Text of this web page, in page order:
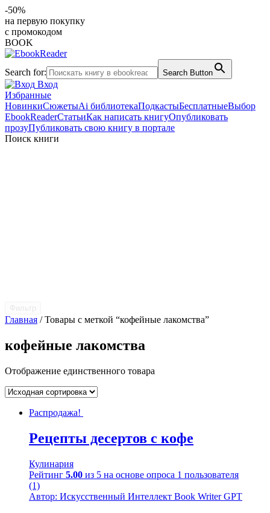
-50%
на первую покупку
с промокодом
BOOK
Search for: Search Button
Вход
Избранные
НовинкиСюжетыAi библиотекаПодкастыБесплатныеВыбор
EbookReaderСтатьиКак написать книгуОпубликовать
прозуПубликовать свою книгу в портале
Поиск книги
Главная / Товары с меткой “кофейные лакомства”
кофейные лакомства
Отображение единственного товара
Распродажа!
Рецепты десертов с кофе
Кулинария
Рейтинг 5.00 из 5 на основе опроса 1 пользователя
(1)
Автор: Искусственный Интеллект Book Writer GPT